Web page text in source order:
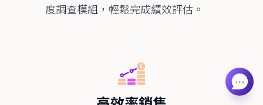
度調查模組，輕鬆完成績效評估。